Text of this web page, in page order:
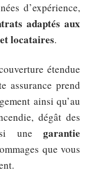
d’expérience,
adaptés aux
locataires.
étendue
assurance prend
ainsi qu’au
dégât des
une garantie
que vous